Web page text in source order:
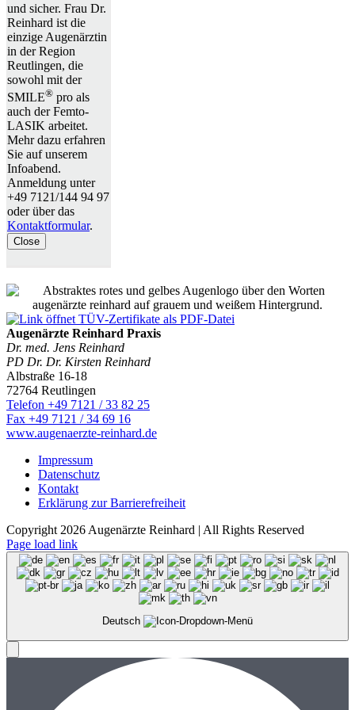
und sicher. Frau Dr.
Reinhard ist die
einzige Augenärztin
in der Region
Reutlingen, die
sowohl mit der
SMILE® pro als
auch der Femto-
LASIK arbeitet.
Mehr dazu erfahren
Sie auf unserem
Infoabend.
Anmeldung unter
+49 7121/144 94 97
oder über das
Kontaktformular.
Close
Augenärzte Reinhard Praxis
Dr. med. Jens Reinhard
PD Dr. Dr. Kirsten Reinhard
Albstraße 16-18
72764 Reutlingen
Telefon +49 7121 / 33 82 25
Fax +49 7121 / 34 69 16
www.augenaerzte-reinhard.de
Impressum
Datenschutz
Kontakt
Erklärung zur Barrierefreiheit
Copyright 2026 Augenärzte Reinhard | All Rights Reserved
Facebook
Instagram
Page load link
Deutsch